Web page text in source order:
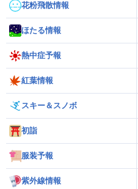
花粉飛散情報
ほたる情報
熱中症予報
紅葉情報
スキー＆スノボ
初詣
服装予報
紫外線情報